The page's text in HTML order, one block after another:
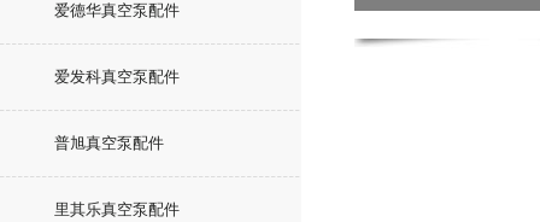
爱德华真空泵配件
爱发科真空泵配件
普旭真空泵配件
里其乐真空泵配件